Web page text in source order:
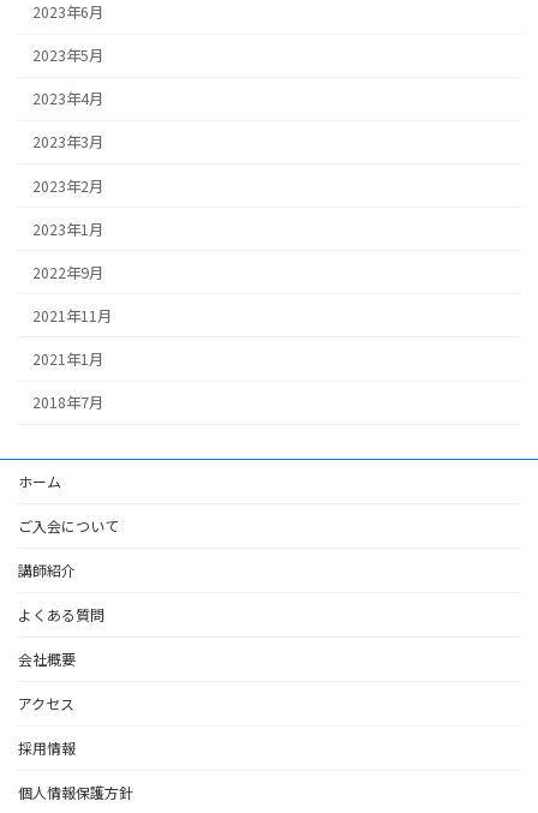
2023年6月
2023年5月
2023年4月
2023年3月
2023年2月
2023年1月
2022年9月
2021年11月
2021年1月
2018年7月
ホーム
ご入会について
講師紹介
よくある質問
会社概要
アクセス
採用情報
個人情報保護方針